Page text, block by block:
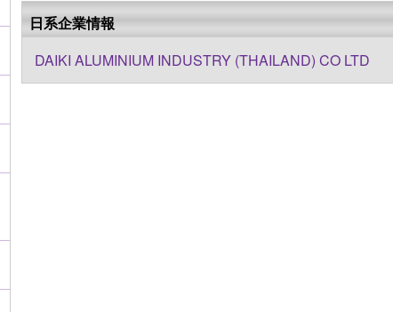
日系企業情報
DAIKI ALUMINIUM INDUSTRY (THAILAND) CO LTD